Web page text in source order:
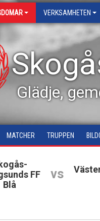
VERKSAMHETEN
Glädje,
MATCHER TRUPPEN
FF
Blå
vs